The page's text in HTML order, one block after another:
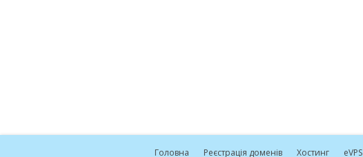
Головна Реєстрація доменів Хостинг eVPS